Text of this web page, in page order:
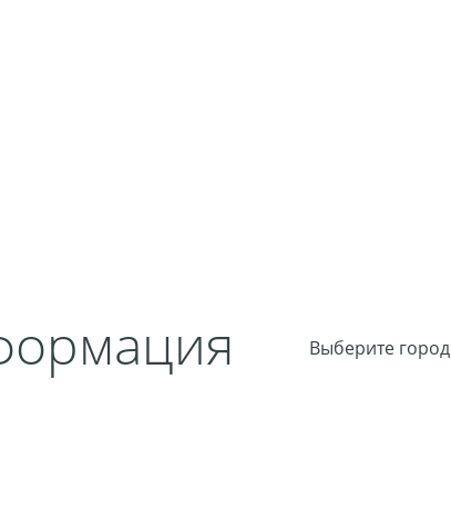
Выберите город